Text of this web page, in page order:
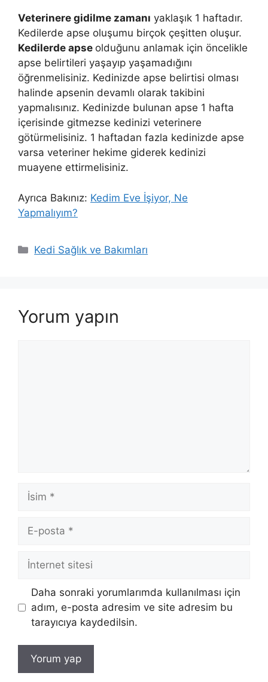
Veterinere gidilme zamanı yaklaşık 1 haftadır.
Kedilerde apse oluşumu birçok çeşitten oluşur.
Kedilerde apse olduğunu anlamak için öncelikle
apse belirtileri yaşayıp yaşamadığını
öğrenmelisiniz. Kedinizde apse belirtisi olması
halinde apsenin devamlı olarak takibini
yapmalısınız. Kedinizde bulunan apse 1 hafta
içerisinde gitmezse kedinizi veterinere
götürmelisiniz. 1 haftadan fazla kedinizde apse
varsa veteriner hekime giderek kedinizi
muayene ettirmelisiniz.
Ayrıca Bakınız: Kedim Eve İşiyor, Ne
Yapmalıyım?
Kategoriler
Kedi Sağlık ve Bakımları
Yorum yapın
İsim
posta
İnternet
sitesi
Daha sonraki yorumlarımda kullanılması için
adım, e-posta adresim ve site adresim bu
tarayıcıya kaydedilsin.